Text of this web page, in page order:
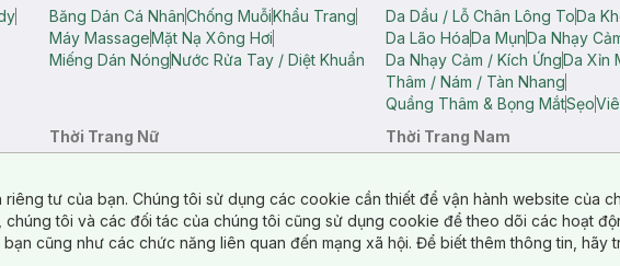
Băng Dán Cá NhânChống MuỗiKhẩu Trang
Máy MassageMặt Nạ Xông Hơi
Miếng Dán NóngNước Rửa Tay / Diệt Khuẩn
Da Dầu / Lỗ Chân Lông ToDa
Da Lão HóaDa MụnDa Nhạy
Da Nhạy Cảm / Kích ỨngDa Xỉn
Thâm / Nám / Tàn Nhang
Quầng Thâm & Bọng MắtSẹo
Mini
Xả
Thời Trang Nữ
Quần Lót NữQuần Short Nữ
Thời Trang Nam
Túi Xách
riêng tư của bạn. Chúng tôi sử dụng các cookie cần thiết để vận hành website của
chúng tôi và các đối tác của chúng tôi cũng sử dụng cookie để theo dõi các hoạt
cũng như các chức năng liên quan đến mạng xã hội. Để biết thêm thông tin, hãy